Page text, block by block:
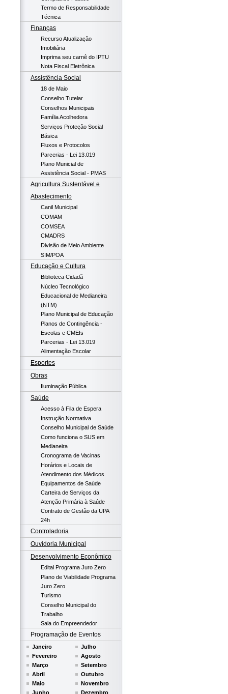
Termo de Responsabilidade
Técnica
Finanças
Recurso Atualização
Imobiliária
Imprima seu carnê do IPTU
Nota Fiscal Eletrônica
Assistência Social
18 de Maio
Conselho Tutelar
Conselhos Municipais
Família Acolhedora
Serviços Proteção Social
Básica
Fluxos e Protocolos
Parcerias - Lei 13.019
Plano Municial de
Assistência Social - PMAS
Agricultura Sustentável e
Abastecimento
Canil Municipal
COMAM
COMSEA
CMADRS
Divisão de Meio Ambiente
SIM/POA
Educação e Cultura
Biblioteca Cidadã
Núcleo Tecnológico
Educacional de Medianeira
(NTM)
Plano Municipal de Educação
Planos de Contingência -
Escolas e CMEIs
Parcerias - Lei 13.019
Alimentação Escolar
Esportes
Obras
Iluminação Pública
Saúde
Acesso à Fila de Espera
Instrução Normativa
Conselho Municipal de Saúde
Como funciona o SUS em
Medianeira
Cronograma de Vacinas
Horários e Locais de
Atendimento dos Médicos
Equipamentos de Saúde
Carteira de Serviços da
Atenção Primária à Saúde
Contrato de Gestão da UPA
24h
Controladoria
Ouvidoria Municipal
Desenvolvimento Econômico
Edital Programa Juro Zero
Plano de Viabilidade Programa
Juro Zero
Turismo
Conselho Municipal do
Trabalho
Sala do Empreendedor
Programação de Eventos
Janeiro
Fevereiro
Março
Abril
Maio
Junho
Julho
Agosto
Setembro
Outubro
Novembro
Dezembro